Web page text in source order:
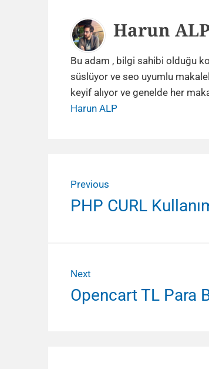
Author
Harun ALP
Bu adam , bilgi sahibi olduğu
süslüyor ve seo uyumlu
keyif alıyor ve genelde her
Harun ALP
gezinmesi
Previous
Previous
PHP CURL
Next
Next
post:
Opencart TL Para